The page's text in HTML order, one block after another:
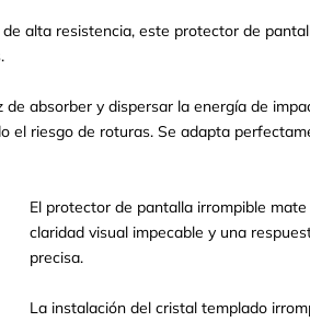
alta resistencia, este protector de
absorber y dispersar la energía de
el riesgo de roturas. Se adapta
El protector de pantalla irrompible
claridad visual impecable y una
precisa.
La instalación del cristal templado